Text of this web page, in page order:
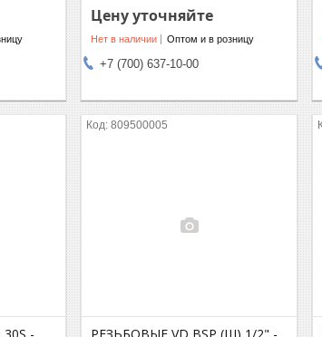
Цену уточняйте
Нет в наличии Оптом и в розницу
+7 (700) 637-10-00
809500005